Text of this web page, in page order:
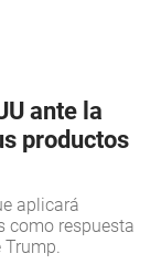
ante la
productos
aplicará
como respuesta
Trump.